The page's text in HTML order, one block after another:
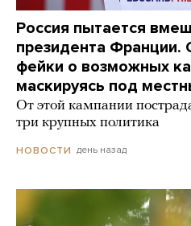
Россия пытается
президента Франции.
фейки о возможных
маскируясь под
От этой кампании
три крупных политика
НОВОСТИ день назад